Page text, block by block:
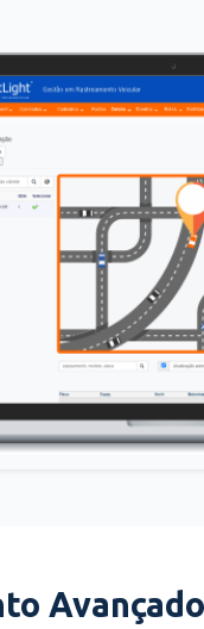
Avançado